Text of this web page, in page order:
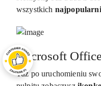
wszystkich
Microsoft
Tuż po uruchomieniu